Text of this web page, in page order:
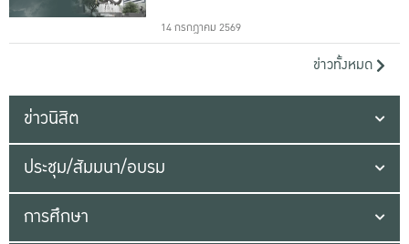
14 กรกฎาคม 2569
ข่าวทั้งหมด
ข่าวนิสิต
ประชุม/สัมมนา/อบรม
การศึกษา